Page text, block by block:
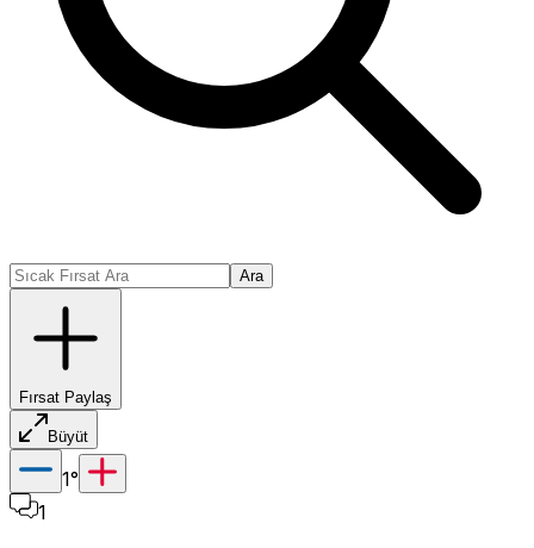
Ara
Fırsat Paylaş
Büyüt
1°
1